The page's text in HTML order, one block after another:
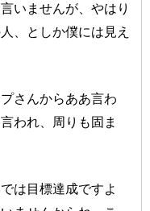
いませんが、やはり
、としか僕には見え
さんからああ言わ
われ、周りも固ま
は目標達成ですよ